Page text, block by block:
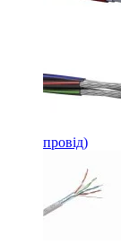
провід)